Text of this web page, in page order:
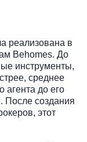
реализована в
Behomes. До
инструменты,
среднее
агента до его
После создания
этот